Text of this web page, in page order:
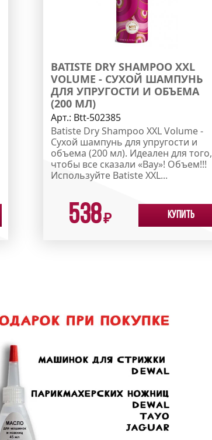
BATISTE DRY SHAMPOO XXL
VOLUME - СУХОЙ ШАМПУНЬ
ДЛЯ УПРУГОСТИ И ОБЪЕМА
(200 МЛ)
Арт.: Вtt-502385
Batiste Dry Shampoo XXL Volume -
Сухой шампунь для упругости и
объема (200 мл). Идеален для того,
чтобы все сказали «Вау»! Объем!!!
Используйте Batiste XXL...
538₽ Купить